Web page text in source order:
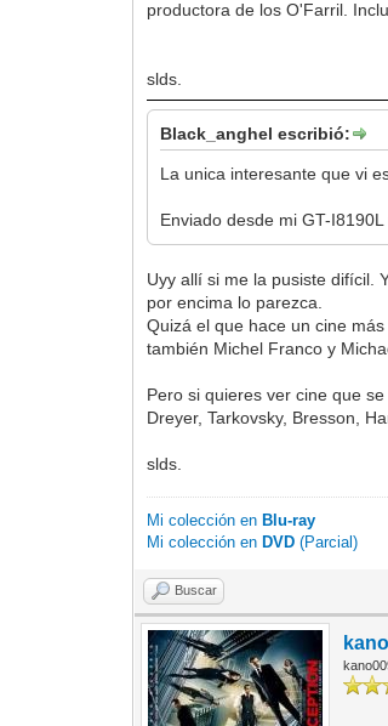
productora de los O'Farril.
slds.
Black_anghel escribió:
La unica interesante que vi
Enviado desde mi GT-
Uyy allí si me la pusiste difícil.
por encima lo parezca.
Quizá el que hace un cine
también Michel Franco y
Pero si quieres ver cine que
Dreyer, Tarkovsky, Bresson,
slds.
Mi colección en Blu-ray
Mi colección en DVD (Parcial)
Buscar